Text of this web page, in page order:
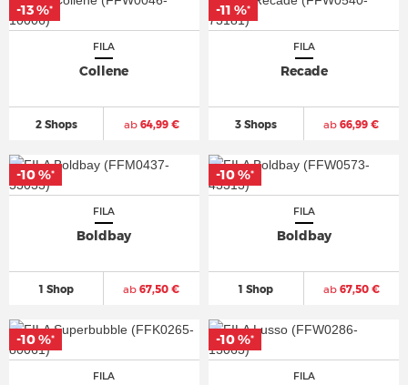
FILA
Collene
2 Shops ab64,99 €
-13 %*
FILA
Recade
3 Shops ab 66,99 €
-11 %*
FILA
Boldbay
1 Shop ab 67,50 €
-10 %*
FILA
Boldbay
1 Shop ab67,50 €
-10 %*
FILA
-10 %*
FILA
-10 %*